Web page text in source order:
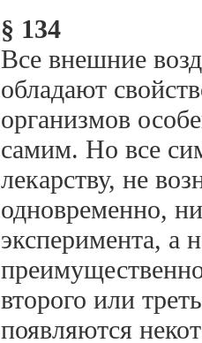
§ 134
Все внешние
обладают
организмов
самим. Но все
лекарству, не
одновременно,
эксперимента, а
второго или
появляются